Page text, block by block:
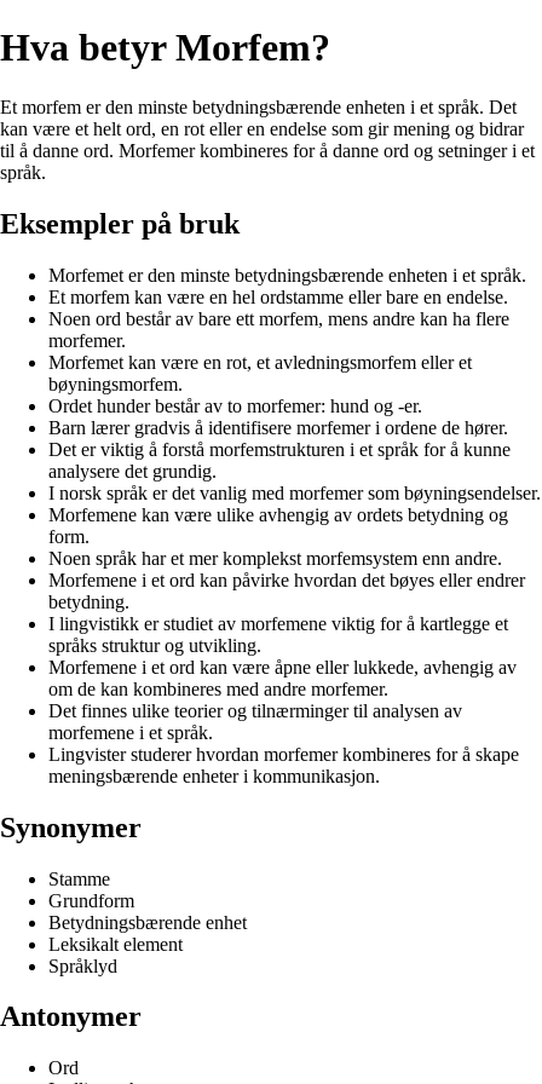
Hva betyr Morfem?
Et morfem er den minste betydningsbærende enheten i et språk. Det
kan være et helt ord, en rot eller en endelse som gir mening og bidrar
til å danne ord. Morfemer kombineres for å danne ord og setninger i et
språk.
Eksempler på bruk
Morfemet er den minste betydningsbærende enheten i et språk.
Et morfem kan være en hel ordstamme eller bare en endelse.
Noen ord består av bare ett morfem, mens andre kan ha flere
morfemer.
Morfemet kan være en rot, et avledningsmorfem eller et
bøyningsmorfem.
Ordet hunder består av to morfemer: hund og -er.
Barn lærer gradvis å identifisere morfemer i ordene de hører.
Det er viktig å forstå morfemstrukturen i et språk for å kunne
analysere det grundig.
I norsk språk er det vanlig med morfemer som bøyningsendelser.
Morfemene kan være ulike avhengig av ordets betydning og
form.
Noen språk har et mer komplekst morfemsystem enn andre.
Morfemene i et ord kan påvirke hvordan det bøyes eller endrer
betydning.
I lingvistikk er studiet av morfemene viktig for å kartlegge et
språks struktur og utvikling.
Morfemene i et ord kan være åpne eller lukkede, avhengig av
om de kan kombineres med andre morfemer.
Det finnes ulike teorier og tilnærminger til analysen av
morfemene i et språk.
Lingvister studerer hvordan morfemer kombineres for å skape
meningsbærende enheter i kommunikasjon.
Synonymer
Stamme
Grundform
Betydningsbærende enhet
Leksikalt element
Språklyd
Antonymer
Ord